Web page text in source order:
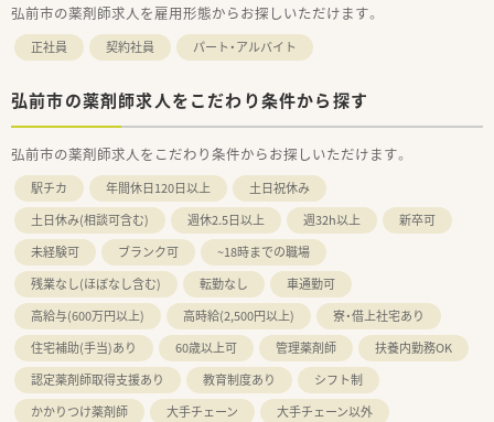
弘前市の薬剤師求人を雇用形態からお探しいただけます。
正社員 契約社員 パート・アルバイト
弘前市の薬剤師求人をこだわり条件から探す
弘前市の薬剤師求人をこだわり条件からお探しいただけます。
駅チカ 年間休日120日以上
土日祝休み
土日休み(相談可含む)
週休2.5日以上 週32h以上
新卒可
未経験可
ブランク可
~18時までの職場
残業なし(ほぼなし含む)
転勤なし
車通勤可
高給与(600万円以上)
高時給(2,500円以上)
寮・借上社宅あり
住宅補助(手当)あり
60歳以上可 管理薬剤師
扶養内勤務OK
認定薬剤師取得支援あり
教育制度あり
シフト制
かかりつけ薬剤師
大手チェーン
大手チェーン以外